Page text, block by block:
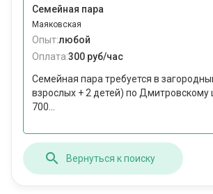
Семейная пара
Маяковская
Опыт:любой
Оплата:300 руб/час
Семейная пара требуется в
взрослых + 2 детей) по Дмитровскому
700...
Вернуться к поиску